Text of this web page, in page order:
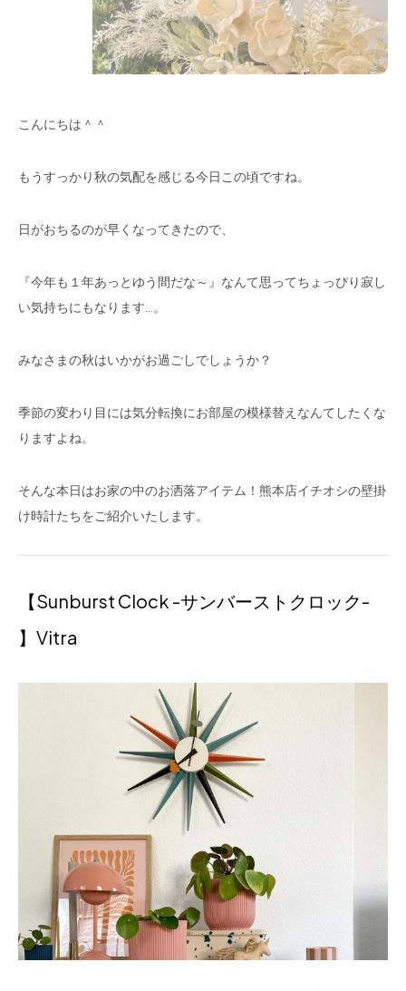
フラッグシップストア
0965-52-0323
Arv
こんにちは＾＾
もうすっかり秋の気配を感じる今日この頃ですね。
日がおちるのが早くなってきたので、
『今年も１年あっとゆう間だな～』なんて思ってちょっぴり寂し
い気持ちにもなります…。
みなさまの秋はいかがお過ごしでしょうか？
季節の変わり目には気分転換にお部屋の模様替えなんてしたくな
りますよね。
そんな本日はお家の中のお洒落アイテム！熊本店イチオシの壁掛
け時計たちをご紹介いたします。
【Sunburst Clock -サンバーストクロック-
】Vitra